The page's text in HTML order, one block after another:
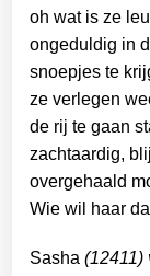
oh wat is ze
ongeduldig in
snoepjes te
ze verlegen
de rij te gaan
zachtaardig,
overgehaald
Wie wil haar
Sasha(12411)